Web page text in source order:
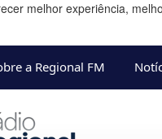
melhor experiência,
a Regional FM